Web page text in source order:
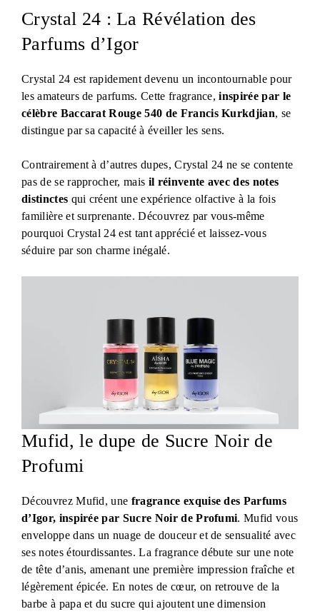
Crystal 24 : La Révélation des
Parfums d’Igor
Crystal 24 est rapidement devenu un incontournable pour
les amateurs de parfums. Cette fragrance, inspirée par le
célèbre Baccarat Rouge 540 de Francis Kurkdjian, se
distingue par sa capacité à éveiller les sens.
Contrairement à d’autres dupes, Crystal 24 ne se contente
pas de se rapprocher, mais il réinvente avec des notes
distinctes qui créent une expérience olfactive à la fois
familière et surprenante. Découvrez par vous-même
pourquoi Crystal 24 est tant apprécié et laissez-vous
séduire par son charme inégalé.
Mufid, le dupe de Sucre Noir de
Profumi
Découvrez Mufid, une fragrance exquise des Parfums
d’Igor, inspirée par Sucre Noir de Profumi. Mufid vous
enveloppe dans un nuage de douceur et de sensualité avec
ses notes étourdissantes. La fragrance débute sur une note
de tête d’anis, amenant une première impression fraîche et
légèrement épicée. En notes de cœur, on retrouve de la
barbe à papa et du sucre qui ajoutent une dimension